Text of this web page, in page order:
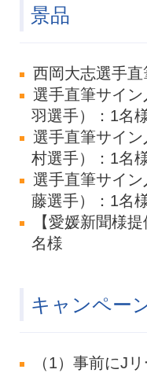
景品
西岡大志選手
選手直筆サイ
羽選手）：1名
選手直筆サイ
村選手）：1名
選手直筆サイ
藤選手）：1名
【愛媛新聞様
名様
キャンペー
（1）事前にJ